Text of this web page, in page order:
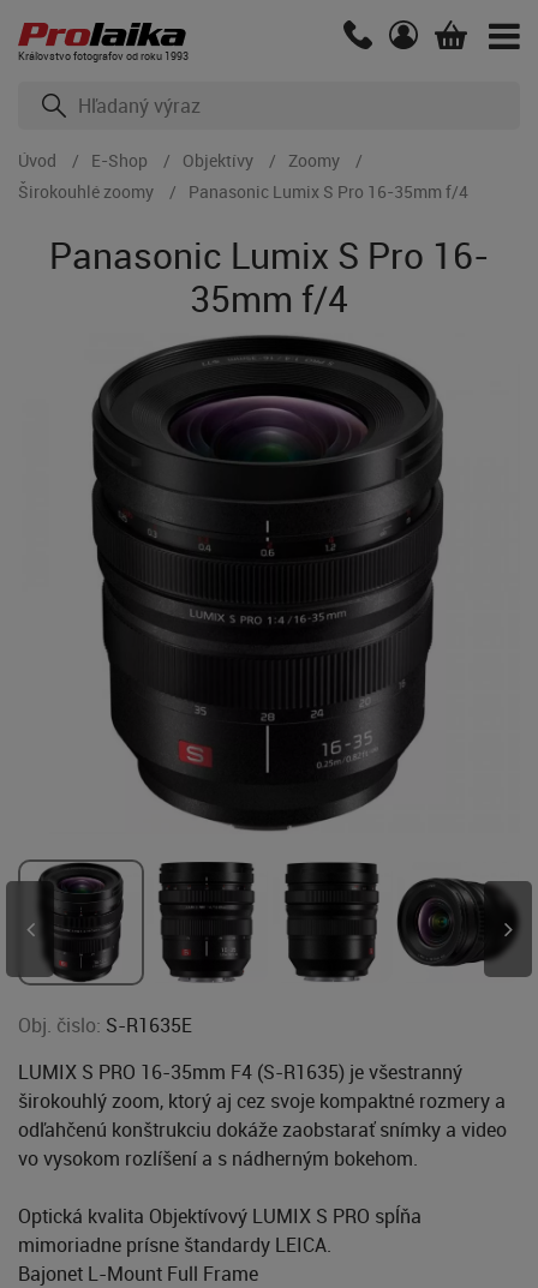
Kráľovstvo fotografov od roku 1993
Úvod E-Shop Objektívy
Zoomy
Širokouhlé zoomy
Panasonic Lumix S Pro 16-35mm f/4
Panasonic Lumix S Pro 16-
35mm f/4
Obj. čislo: S-R1635E
LUMIX S PRO 16-35mm F4 (S-R1635) je všestranný
širokouhlý zoom, ktorý aj cez svoje kompaktné rozmery a
odľahčenú konštrukciu dokáže zaobstarať snímky a video
vo vysokom rozlíšení a s nádherným bokehom.
Optická kvalita Objektívový LUMIX S PRO spĺňa
mimoriadne prísne štandardy LEICA.
Bajonet L-Mount Full Frame